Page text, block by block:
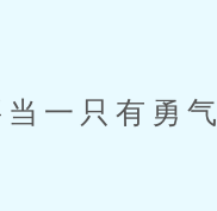
一只有勇气